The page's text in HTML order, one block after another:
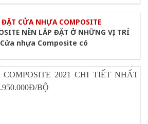
ĐẶT CỬA NHỰA COMPOSITE
NÊN LẮP ĐẶT Ở NHỮNG VỊ TRÍ
Cửa nhựa Composite có